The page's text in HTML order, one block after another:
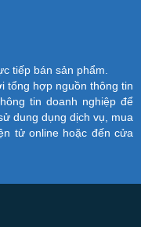
tiếp bán sản phẩm.
tổng hợp nguồn thông tin
tin doanh nghiệp để
dung dụng dịch vụ, mua
tử online hoặc đến cửa